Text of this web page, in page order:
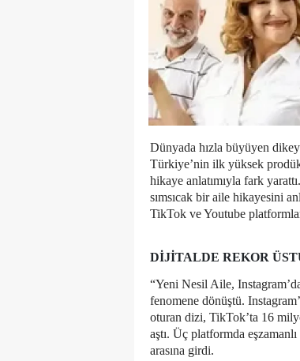
Dünyada hızla büyüyen
Türkiye’nin ilk yüksek
hikaye anlatımıyla fark
sımsıcak bir aile hikayesini
TikTok ve Youtube
DIJITALDE REKOR
“Yeni Nesil Aile,
fenomene dönüştü.
oturan dizi, TikTok’ta 16
aştı. Üç platformda
arasına girdi.